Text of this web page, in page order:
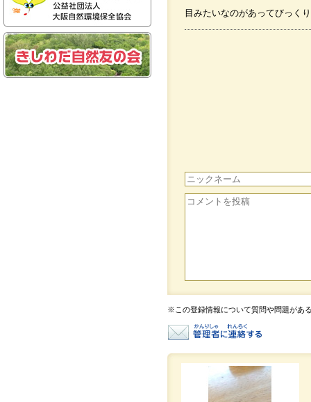
目みたいなのがあってびっく
※この登録情報について質問や問題があ